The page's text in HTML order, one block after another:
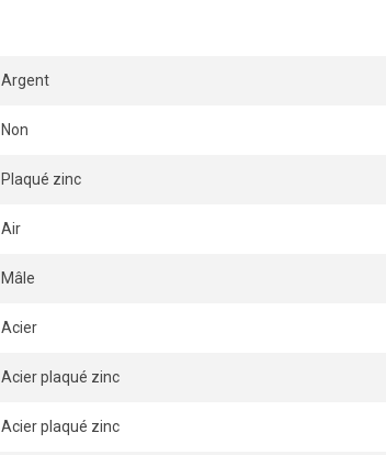
Argent
Non
Plaqué zinc
Air
Mâle
Acier
Acier plaqué zinc
Acier plaqué zinc